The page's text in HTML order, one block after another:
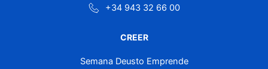
+34 943 32 66 00
CREER
Semana Deusto Emprende